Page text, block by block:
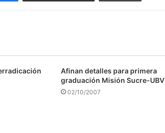
Afinan detalles para primera
graduación Misión Sucre-UBV
02/10/2007